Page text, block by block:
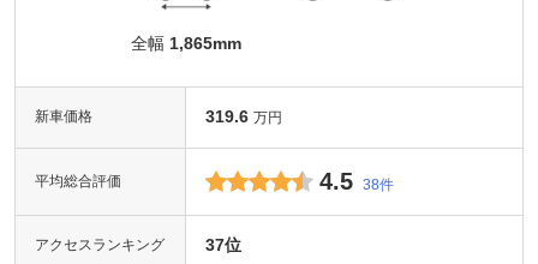
全幅 1,865mm
新車価格 319.6 万円
平均総合評価 4.5 38件
アクセスランキング 37位